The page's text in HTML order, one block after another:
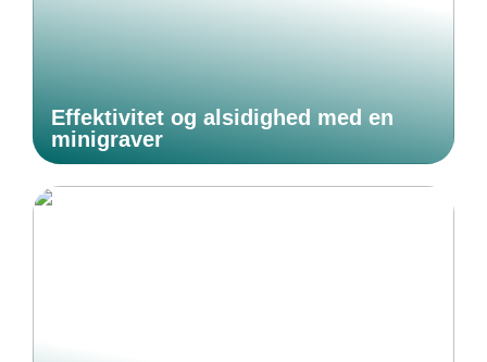
Effektivitet og alsidighed med en
minigraver